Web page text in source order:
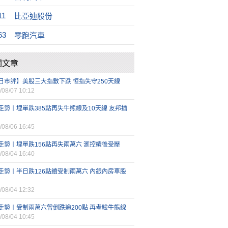
比亞迪股份
零跑汽車
文章
市評】美股三大指數下跌 恒指失守250天線
07 10:12
勢丨埋單跌385點再失牛熊線及10天線 友邦插
06 16:45
勢丨埋單跌156點再失兩萬六 滙控績後受壓
04 16:40
勢丨半日跌126點續受制兩萬六 內銀內房車股
04 12:32
勢丨受制兩萬六曾倒跌逾200點 再考驗牛熊線
04 10:45